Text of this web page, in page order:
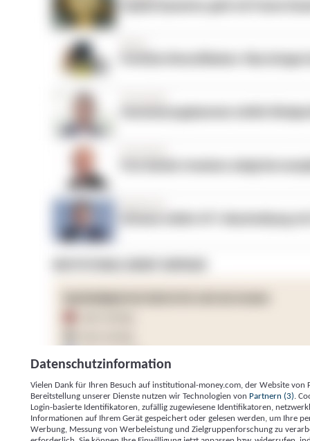
Datenschutzinformation
Vielen Dank für Ihren Besuch auf institutional-money.com, der Website von
Bereitstellung unserer Dienste nutzen wir Technologien von Partnern (3) .
Login-basierte Identifikatoren, zufällig zugewiesene Identifikatoren,
Informationen auf Ihrem Gerät gespeichert oder gelesen werden, um Ihre
Werbung, Messung von Werbeleistung und Zielgruppenforschung zu